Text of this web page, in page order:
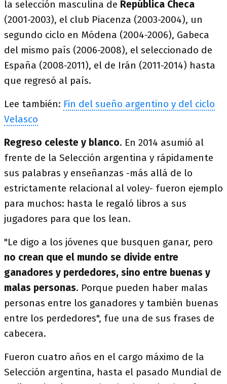
la selección masculina de República Checa
(2001-2003), el club Piacenza (2003-2004), un
segundo ciclo en Módena (2004-2006), Gabeca
del mismo país (2006-2008), el seleccionado de
España (2008-2011), el de Irán (2011-2014) hasta
que regresó al país.
Lee también: Fin del sueño argentino y del ciclo
Velasco
Regreso celeste y blanco. En 2014 asumió al
frente de la Selección argentina y rápidamente
sus palabras y enseñanzas -más allá de lo
estrictamente relacional al voley- fueron ejemplo
para muchos: hasta le regaló libros a sus
jugadores para que los lean.
"Le digo a los jóvenes que busquen ganar, pero
no crean que el mundo se divide entre
ganadores y perdedores, sino entre buenas y
malas personas. Porque pueden haber malas
personas entre los ganadores y también buenas
entre los perdedores", fue una de sus frases de
cabecera.
Fueron cuatro años en el cargo máximo de la
Selección argentina, hasta el pasado Mundial de